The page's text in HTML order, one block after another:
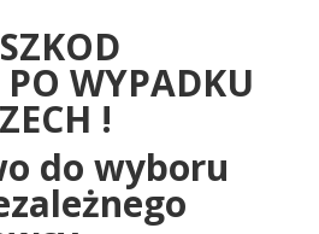
WYPADKU
!
do wyboru